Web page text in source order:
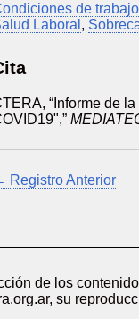
de trabajo
Laboral ,
“Informe de
Registro Anterior
de los
su